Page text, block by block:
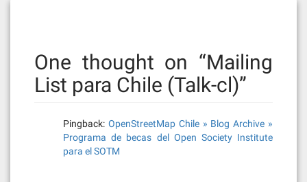
One thought on “Mailing
List para Chile (Talk-cl)”
Pingback: OpenStreetMap Chile » Blog Archive »
Programa de becas del Open Society Institute
para el SOTM